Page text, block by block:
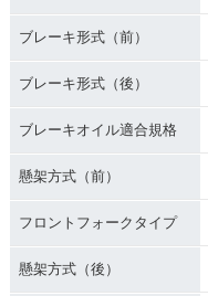
ブレーキ形式（前）
ブレーキ形式（後）
ブレーキオイル適合規格
懸架方式（前）
フロントフォークタイプ
懸架方式（後）